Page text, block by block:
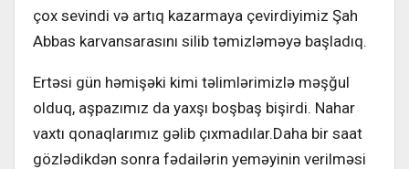
çox sevindi və artıq kazarmaya çevirdiyimiz Şah
Abbas karvansarasını silib təmizləməyə başladıq.
Ertəsi gün həmişəki kimi təlimlərimizlə məşğul
olduq, aşpazımız da yaxşı boşbaş bişirdi. Nahar
vaxtı qonaqlarımız gəlib çıxmadılar.Daha bir saat
gözlədikdən sonra fədailərin yeməyinin verilməsi